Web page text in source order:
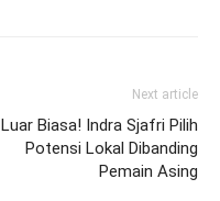
Next article
Luar Biasa! Indra Sjafri Pilih
Potensi Lokal Dibanding
Pemain Asing